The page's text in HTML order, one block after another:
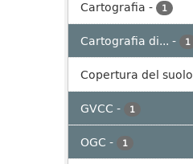
Cartografia - 1
Cartografia di... - 1
Copertura del suolo
GVCC - 1
OGC - 1